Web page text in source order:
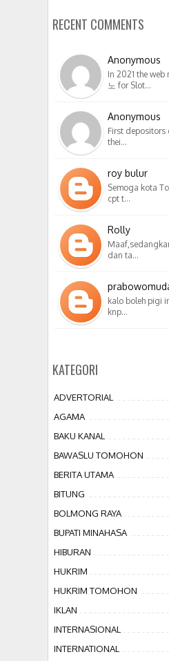
RECENT COMMENTS
Anonymous
In 2021 the web
노 for Slot…
Anonymous
First depositors
thei…
roy bulur
Semoga kota
cpt t…
Rolly
dan ta…
kalo boleh pigi
knp…
KATEGORI
ADVERTORIAL
AGAMA
BAKU KANAL
BAWASLU TOMOHON
BERITA UTAMA
BITUNG
BOLMONG RAYA
BUPATI MINAHASA
HIBURAN
HUKRIM
HUKRIM TOMOHON
IKLAN
INTERNASIONAL
INTERNATIONAL